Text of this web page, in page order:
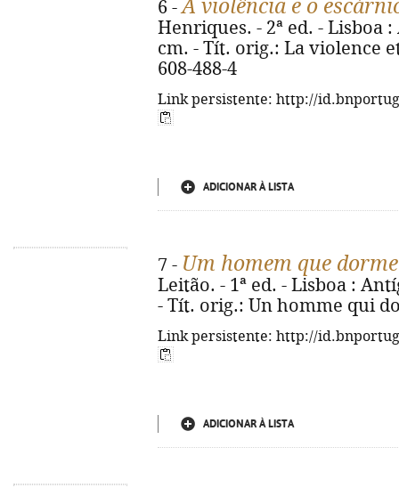
6 -A violência e o
Henriques. - 2ª ed. - Lisboa
cm. - Tít. orig.: La violence
608-488-4
Link persistente: http://
ADICIONAR À LISTA
7 - Um homem que dorme
Leitão. - 1ª ed. - Lisboa :
- Tít. orig.: Un homme qui
Link persistente: http://
ADICIONAR À LISTA